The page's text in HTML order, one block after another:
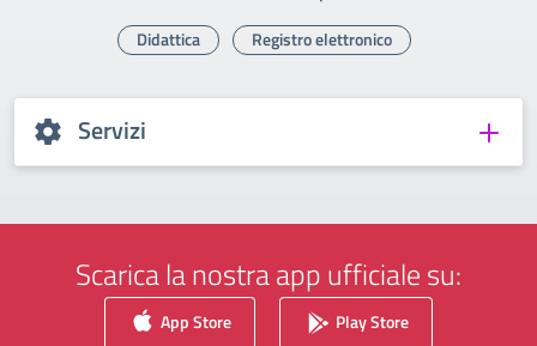
Didattica Registro elettronico
Servizi
Scarica la nostra app ufficiale su:
App Store Play Store